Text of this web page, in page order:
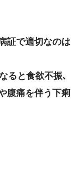
証で適切なのは
ると食欲不振､
腹痛を伴う下痢